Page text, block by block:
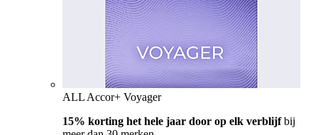
ALL Accor+ Voyager
15% korting het hele jaar door op elk verblijfbij